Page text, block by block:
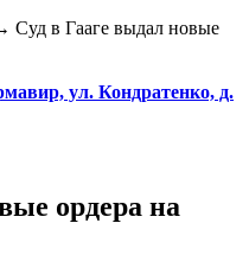
Суд в Гааге выдал новые
ул. Кондратенко, д.
ордера на